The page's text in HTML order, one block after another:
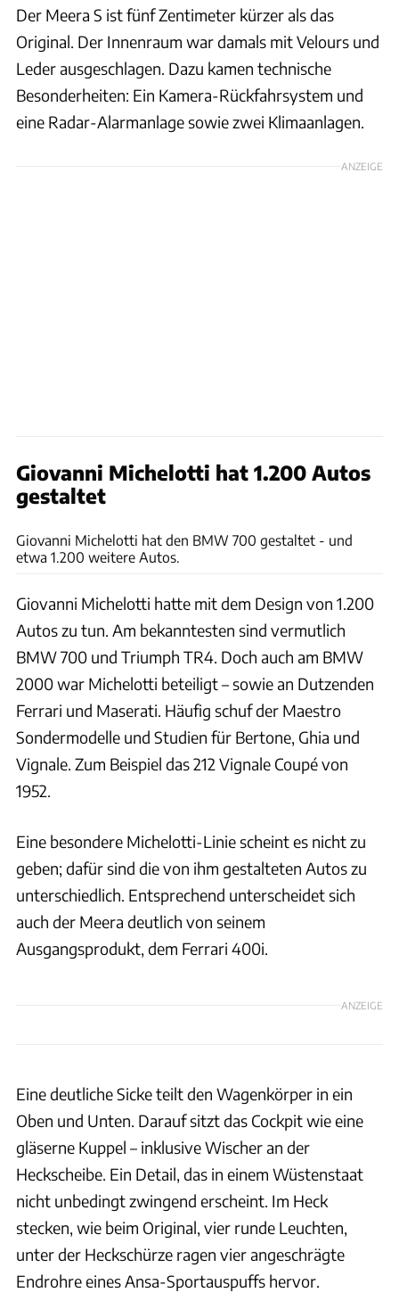
Der Meera S ist fünf Zentimeter kürzer als das
Original. Der Innenraum war damals mit Velours und
Leder ausgeschlagen. Dazu kamen technische
Besonderheiten: Ein Kamera-Rückfahrsystem und
eine Radar-Alarmanlage sowie zwei Klimaanlagen.
ANZEIGE
Giovanni Michelotti hat 1.200 Autos
gestaltet
Giovanni Michelotti hat den BMW 700 gestaltet - und
etwa 1.200 weitere Autos.
Giovanni Michelotti hatte mit dem Design von 1.200
Autos zu tun. Am bekanntesten sind vermutlich
BMW 700 und Triumph TR4. Doch auch am BMW
2000 war Michelotti beteiligt – sowie an Dutzenden
Ferrari und Maserati. Häufig schuf der Maestro
Sondermodelle und Studien für Bertone, Ghia und
Vignale. Zum Beispiel das 212 Vignale Coupé von
1952.
Eine besondere Michelotti-Linie scheint es nicht zu
geben; dafür sind die von ihm gestalteten Autos zu
unterschiedlich. Entsprechend unterscheidet sich
auch der Meera deutlich von seinem
Ausgangsprodukt, dem Ferrari 400i.
ANZEIGE
Eine deutliche Sicke teilt den Wagenkörper in ein
Oben und Unten. Darauf sitzt das Cockpit wie eine
gläserne Kuppel – inklusive Wischer an der
Heckscheibe. Ein Detail, das in einem Wüstenstaat
nicht unbedingt zwingend erscheint. Im Heck
stecken, wie beim Original, vier runde Leuchten,
unter der Heckschürze ragen vier angeschrägte
Endrohre eines Ansa-Sportauspuffs hervor.